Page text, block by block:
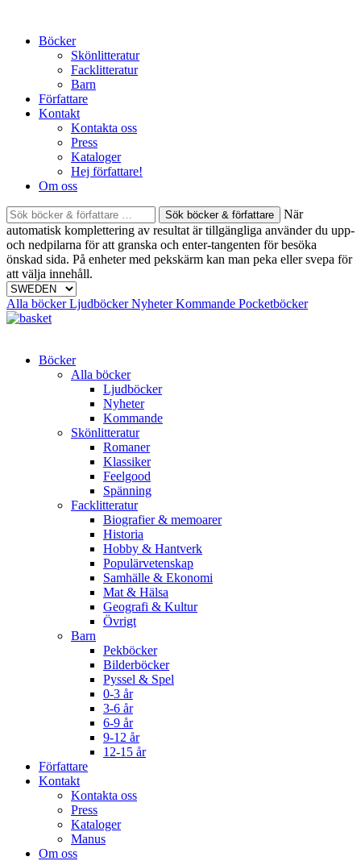
contentBöcker
Skönlitteratur
Facklitteratur
Barn
Författare
Kontakt
Kontakta oss
Press
Kataloger
Hej författare!
Om oss
Sök
böcker
&
författare
efter:
När
automatisk komplettering av resultat är tillgängliga använder du upp-
och nedpilarna för att granska och enter-tangenten för besöka
önskad sida. På enheter med pekskärm kan man peka eller svepa för
att välja innehåll.
Alla böckerLjudböckerNyheterKommande Pocketböcker
Böcker
Alla böcker
Ljudböcker
Nyheter
Kommande
Skönlitteratur
Romaner
Klassiker
Feelgood
Spänning
Facklitteratur
Biografier & memoarer
Historia
Hobby & Hantverk
Populärvetenskap
Samhälle & Ekonomi
Mat & Hälsa
Geografi & Kultur
Övrigt
Barn
Pekböcker
Bilderböcker
Pyssel & Spel
0-3 år
3-6 år
6-9 år
9-12 år
12-15 år
Författare
Kontakt
Kontakta oss
Press
Kataloger
Manus
Om oss